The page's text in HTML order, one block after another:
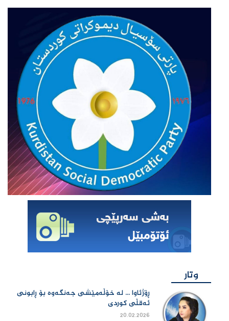
وتار
ڕۆژئاوا ... لە خۆڵەمێشی جەنگەوە بۆ ڕابونی
ئەقڵی کوردی
20.02.2026